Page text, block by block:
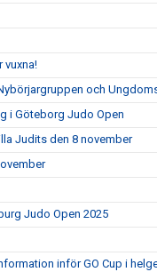
vuxna!
och
i Göteborg Judo Open
Judits den 8 november
Judo Open 2025
inför GO Cup i